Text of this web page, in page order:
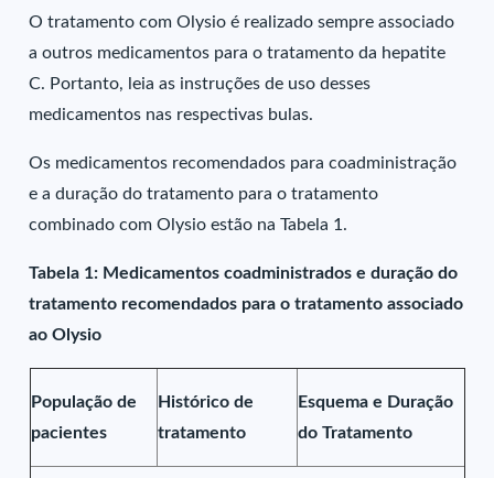
O tratamento com Olysio é realizado sempre associado
a outros medicamentos para o tratamento da hepatite
C. Portanto, leia as instruções de uso desses
medicamentos nas respectivas bulas.
Os medicamentos recomendados para coadministração
e a duração do tratamento para o tratamento
combinado com Olysio estão na Tabela 1.
Tabela 1: Medicamentos coadministrados e duração do
tratamento recomendados para o tratamento associado
ao Olysio
População de
pacientes
Histórico de
tratamento
Esquema e Duração
do Tratamento